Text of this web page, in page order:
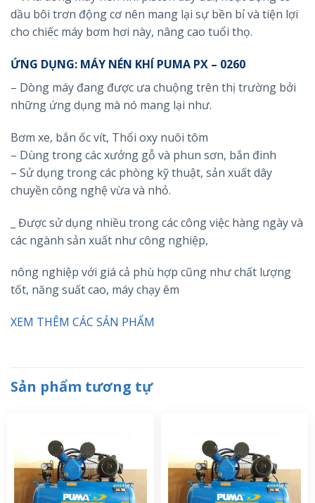
dầu bôi trơn động cơ nên mang lại sự bền bỉ và tiện lợi
cho chiếc máy bơm hơi này, nâng cao tuổi thọ.
ỨNG DỤNG: MÁY NÉN KHÍ PUMA PX – 0260
– Dòng máy đang được ưa chuộng trên thị trường bởi
những ứng dụng mà nó mang lại như.
Bơm xe, bắn ốc vít, Thổi oxy nuôi tôm
– Dùng trong các xưởng gỗ và phun sơn, bắn đinh
– Sử dụng trong các phòng kỹ thuật, sản xuất dây
chuyền công nghệ vừa và nhỏ.
_ Được sử dụng nhiều trong các công việc hàng ngày và
các ngành sản xuất như công nghiệp,
nông nghiệp với giá cả phù hợp cũng như chất lượng
tốt, năng suất cao, máy chạy êm
XEM THÊM CÁC SẢN PHẨM
Sản phẩm tương tự